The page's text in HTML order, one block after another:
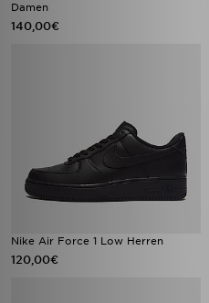
Damen
140,00€
Nike Air Force 1 Low Herren
120,00€